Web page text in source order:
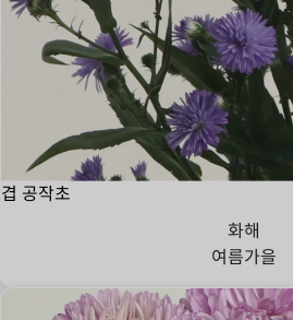
겹 공작초
화해
여름가을